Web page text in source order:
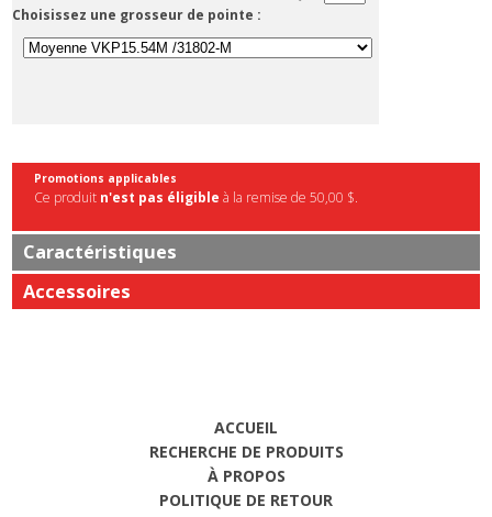
Choisissez une grosseur de pointe :
Promotions applicables
Ce produit n'est pas éligible à la remise de 50,00 $.
Caractéristiques
Accessoires
ACCUEIL
RECHERCHE DE PRODUITS
À PROPOS
POLITIQUE DE RETOUR